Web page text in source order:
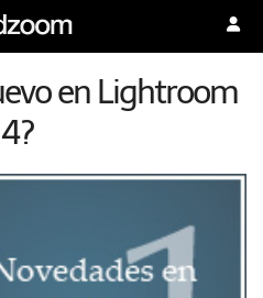
en Lightroom
4?